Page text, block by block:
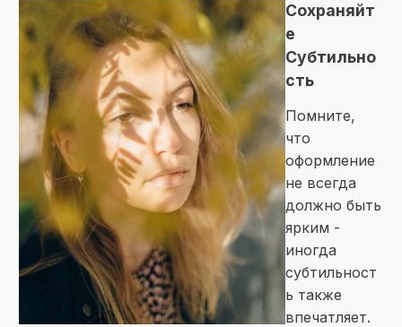
Сохраняйт
е
Субтильно
сть
Помните,
что
оформление
не всегда
должно быть
ярким -
иногда
субтильност
ь также
впечатляет.